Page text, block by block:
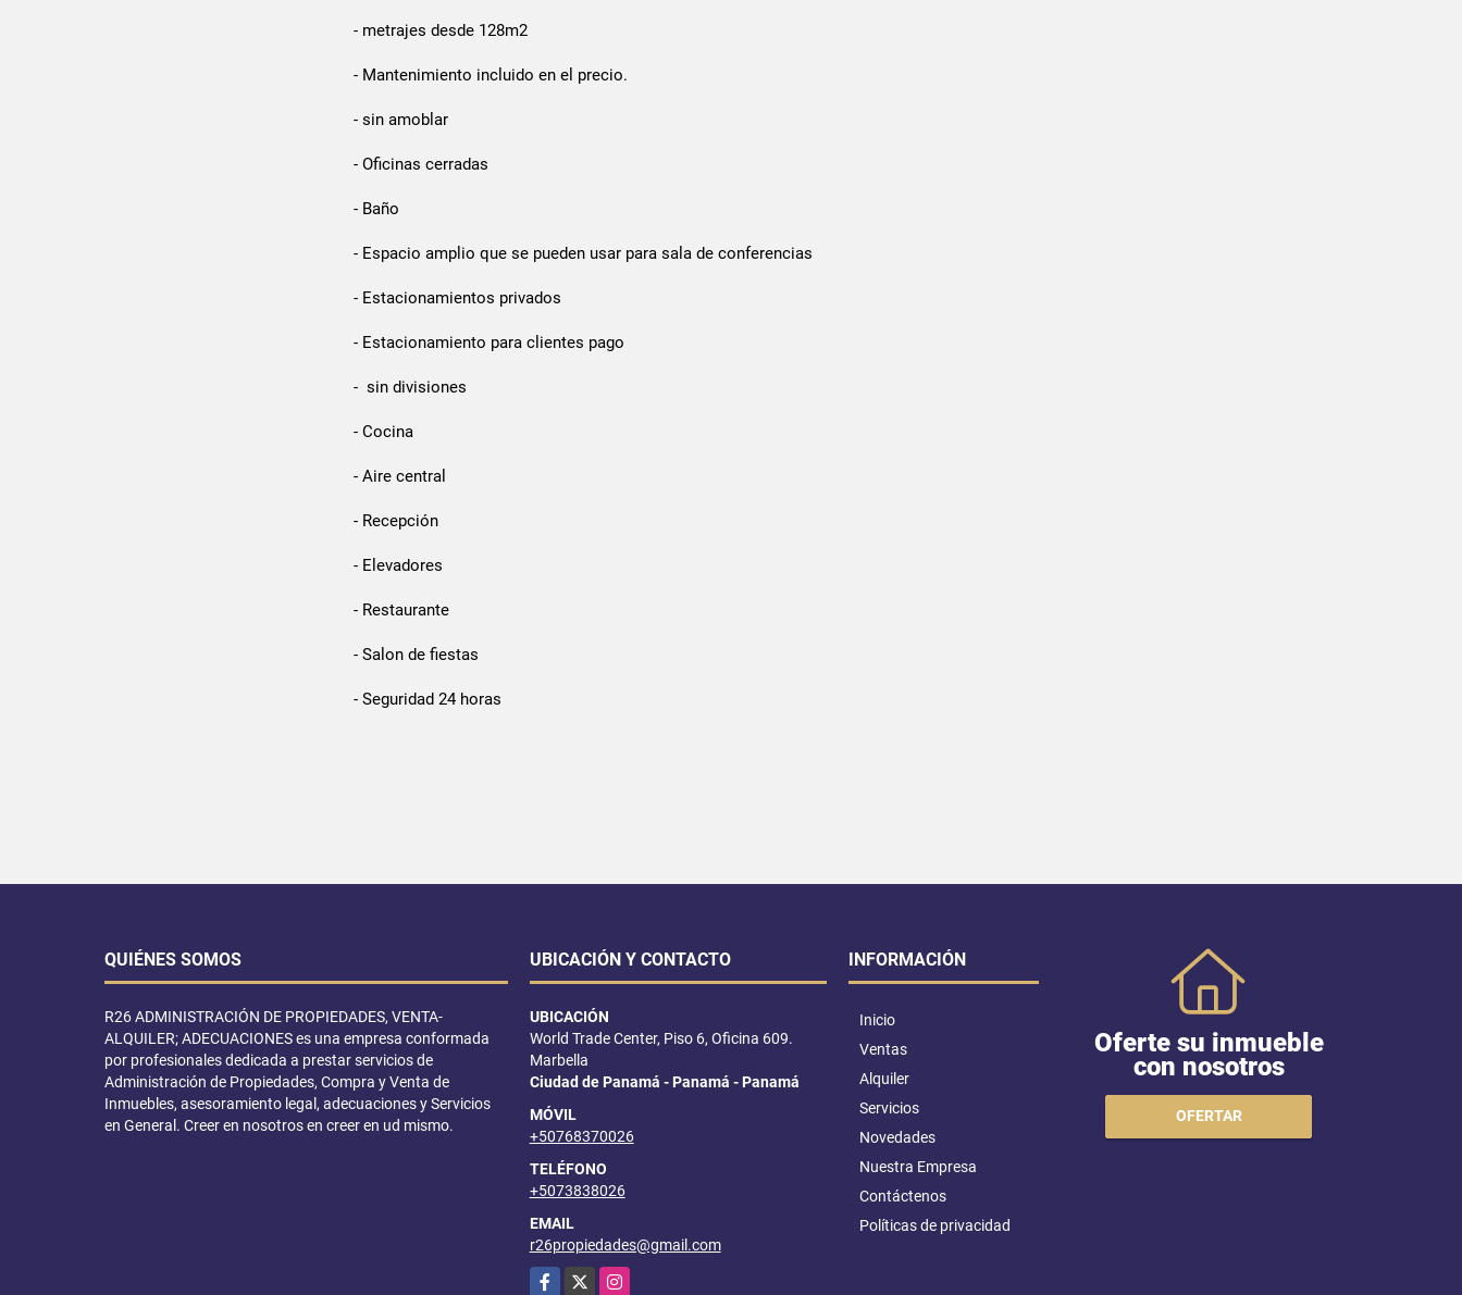
- metrajes desde 128m2
- Mantenimiento incluido en el precio.
- sin amoblar
- Oficinas cerradas
- Baño
- Espacio amplio que se pueden usar para sala de conferencias
- Estacionamientos privados
- Estacionamiento para clientes pago
- sin divisiones
- Cocina
- Aire central
- Recepción
- Elevadores
- Restaurante
- Salon de fiestas
- Seguridad 24 horas
QUIÉNES SOMOS
R26 ADMINISTRACIÓN DE PROPIEDADES, VENTA-
ALQUILER; ADECUACIONES es una empresa conformada
por profesionales dedicada a prestar servicios de
Administración de Propiedades, Compra y Venta de
Inmuebles, asesoramiento legal, adecuaciones y Servicios
en General. Creer en nosotros en creer en ud mismo.
UBICACIÓN Y CONTACTO
UBICACIÓN
World Trade Center, Piso 6, Oficina 609.
Marbella
Ciudad de Panamá - Panamá - Panamá
MÓVIL
+50768370026
TELÉFONO
+5073838026
EMAIL
r26propiedades@gmail.com
Facebook
X Instagram
INFORMACIÓN
Inicio
Ventas
Alquiler
Servicios
Novedades
Nuestra Empresa
Contáctenos
Políticas de privacidad
Oferte su inmueble
con nosotros
OFERTAR